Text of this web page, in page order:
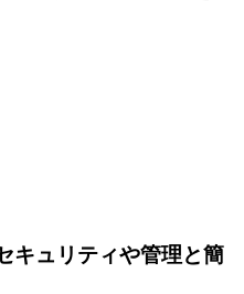
キュリティや管理と簡